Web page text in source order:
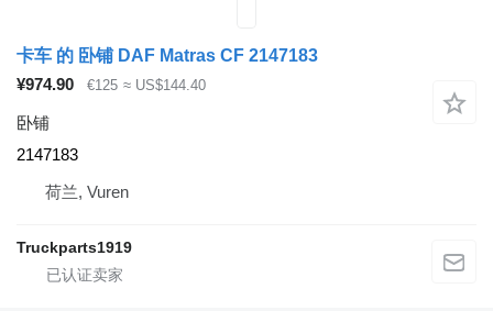
卡车 的 卧铺 DAF Matras CF 2147183
¥974.90
€125 ≈ US$144.40
卧铺
2147183
荷兰, Vuren
Truckparts1919